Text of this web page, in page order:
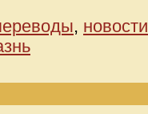
, новости